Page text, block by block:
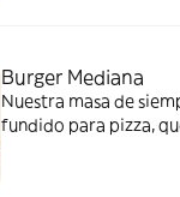
Burger Mediana
Nuestra masa de
fundido para pizza,